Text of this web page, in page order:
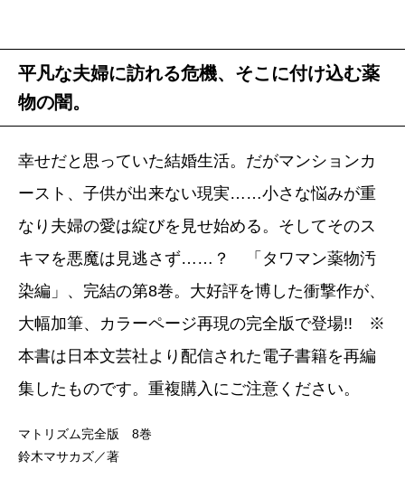
平凡な夫婦に訪れる危機、そこに付け込む薬
物の闇。
幸せだと思っていた結婚生活。だがマンションカ
ースト、子供が出来ない現実……小さな悩みが重
なり夫婦の愛は綻びを見せ始める。そしてそのス
キマを悪魔は見逃さず……？ 「タワマン薬物汚
染編」、完結の第8巻。大好評を博した衝撃作が、
大幅加筆、カラーページ再現の完全版で登場!! ※
本書は日本文芸社より配信された電子書籍を再編
集したものです。重複購入にご注意ください。
マトリズム完全版 8巻
鈴木マサカズ／著